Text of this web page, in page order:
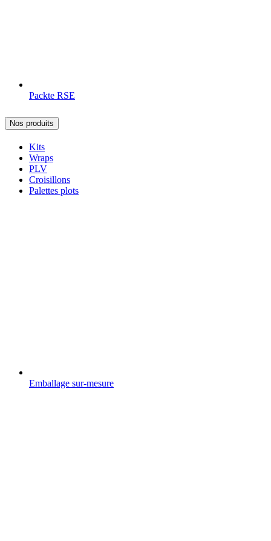
Packte RSE
Nos produits
Kits
Wraps
PLV
Croisillons
Palettes plots
Emballage sur-mesure